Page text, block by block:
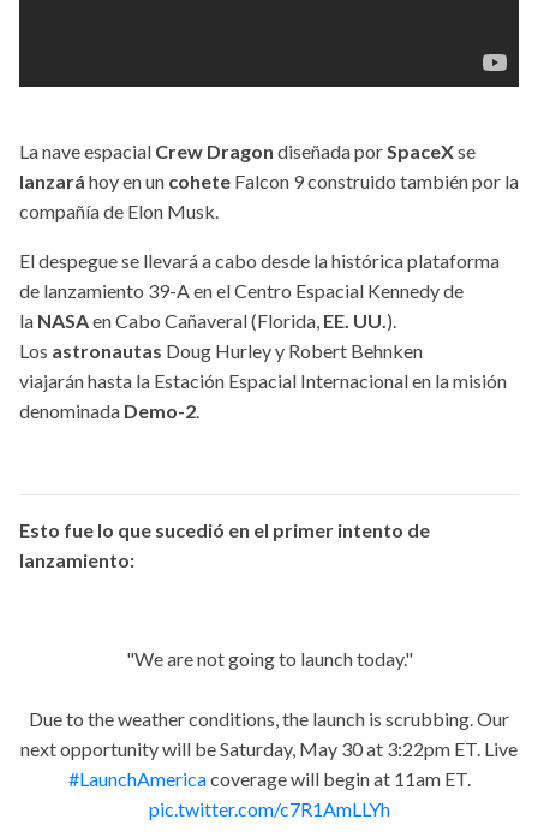
La nave espacial Crew Dragon diseñada porSpaceXse
lanzará hoy en un cohete Falcon 9 construido también por la
compañía de Elon Musk.
El despegue se llevará a cabo desde la histórica plataforma
de lanzamiento 39-A en el Centro Espacial Kennedy de
la NASAen Cabo Cañaveral (Florida, EE. UU.).
Los astronautas Doug Hurley y Robert Behnken
viajarán hasta la Estación Espacial Internacional en la misión
denominada Demo-2.
Esto fue lo que sucedió en el primer intento de
lanzamiento:
"We are not going to launch today."
Due to the weather conditions, the launch is scrubbing. Our
next opportunity will be Saturday, May 30 at 3:22pm ET. Live
#LaunchAmericacoverage will begin at 11am ET.
pic.twitter.com/c7R1AmLLYh